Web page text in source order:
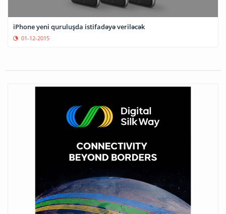
iPhone yeni quruluşda istifadəyə veriləcək
01-12-2015